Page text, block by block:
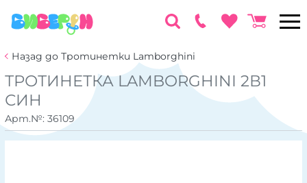
Назад до Тротинетки Lamborghini
ТРОТИНЕТКА LAMBORGHINI 2В1
СИН
Арт.№: 36109